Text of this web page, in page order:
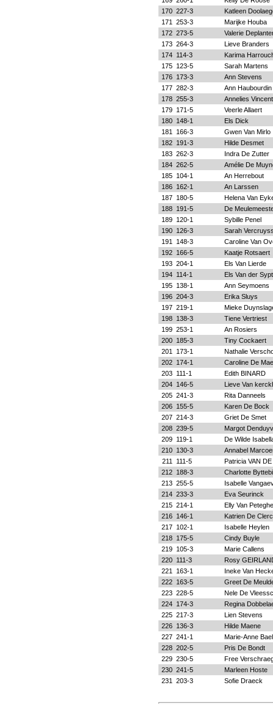
170 227-3
Katleen
171
253-3
Marijke Houba
172 273-5
Valerie
173 264-3
Lieve Branders
174 114-3
Karima
175 123-5
Sarah Martens
176 173-3
Ann Stevens
177 282-3
Ann Haubourdin
178 255-3
Annelies Vincent
179 171-5
Veerle Allaert
180 148-1
Els Dick
181
166-3
Gwen Van Mirlo
182 191-3
Hilde Desmet
183 262-3
Indra De Zutter
184 262-5
Amélie De
185 104-1
An Herrebout
186 162-1
An Larssen
187 180-5
Helena Van
188 191-5
De
189 120-1
Sybille Penel
190 126-3
Sarah
191
148-3
Caroline Van
192 166-5
Kaatje Rotsaert
193 204-1
Els Van Lierde
194 114-1
Els Van der Sypt
195 138-1
Ann Seymoens
196 204-3
Erika Sluys
197 219-1
Mieke
198 138-3
Tiene Vertriest
199 253-1
An Rosiers
200 185-3
Tiny Cockaert
201
173-1
Nathalie
202 174-1
Caroline De
203 111-1
Edith BINARD
204 146-5
Lieve Van
205 241-3
Rita Danneels
206 155-5
Karen De Bock
207 214-3
Griet De Smet
208 239-5
Margot
209 119-1
De Wilde
210 130-3
Annabel
211
111-5
Patricia VAN
212 188-3
Charlotte
213 255-5
Isabelle
214 233-3
Eva Seurinck
215 214-1
Elly Van
216 146-1
Katrien De
217 102-1
Isabelle Heylen
218 175-5
Cindy Buyle
219 105-3
Marie Callens
220 111-3
Rosy
221
163-1
Ineke Van
222 163-5
Greet De
223 228-5
Nele De
224 174-3
Regina
225 217-3
Lien Stevens
226 136-3
Hilde Maene
227 241-1
Marie-Anne
228 202-5
Pris De Bondt
229 230-5
Free
230 241-5
Marleen Hoste
231
203-3 Sofie Draeck